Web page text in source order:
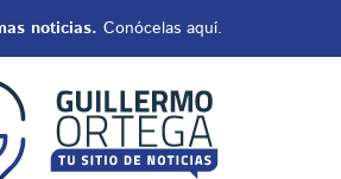
noticias. Conócelas aquí.